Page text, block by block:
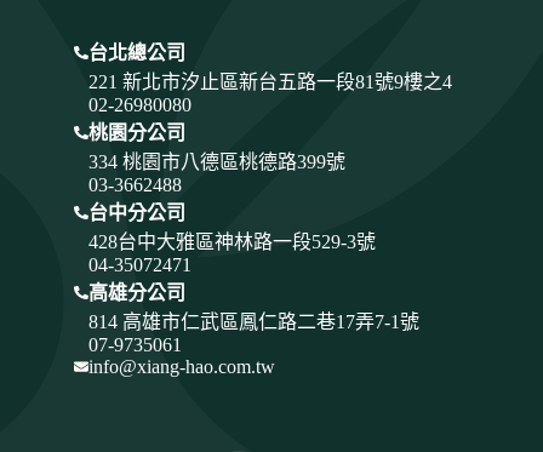
台北總公司
221 新北市汐止區新台五路一段81號9樓之4
02-26980080
桃園分公司
334 桃園市八德區桃德路399號
03-3662488
台中分公司
428台中大雅區神林路一段529-3號
04-35072471
高雄分公司
814 高雄市仁武區鳳仁路二巷17弄7-1號
07-9735061
info@xiang-hao.com.tw